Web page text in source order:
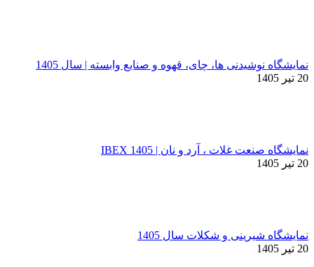
نمایشگاه نوشیدنی ها، چای، قهوه و صنایع وابسته | سال 1405
20 تیر 1405
نمایشگاه صنعت غلات ، آرد و نان | IBEX 1405
20 تیر 1405
نمایشگاه شیرینی و شکلات سال 1405
20 تیر 1405